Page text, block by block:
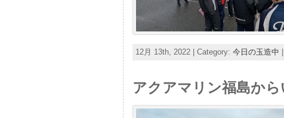
12月 13th, 2022 | Category: 今日の玉造中
アクアマリン福島か